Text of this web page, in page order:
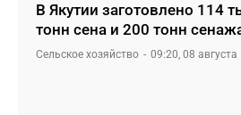
В Якутии заготовлено 114
тонн сена и 200 тонн
Сельское хозяйство 09:20, 08 августа